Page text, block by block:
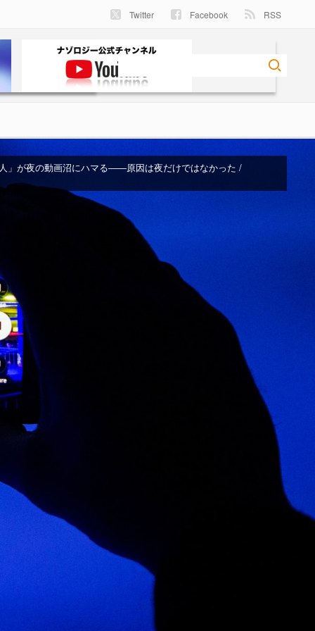
Twitter Facebook RSS
」が夜の動画沼にハマる――原因は夜だけではなかった /